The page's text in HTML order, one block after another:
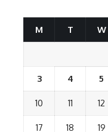
M T W
3 4 5
10 11 12
17 18 19